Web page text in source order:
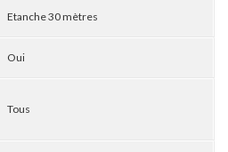
Etanche 30 mètres
Oui
Tous